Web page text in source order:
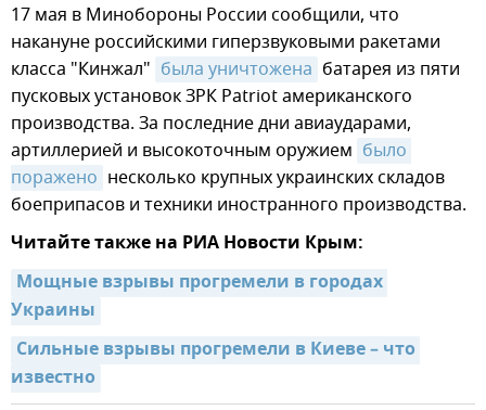
17 мая в Минобороны России сообщили, что
накануне российскими гиперзвуковыми ракетами
класса "Кинжал" была уничтожена батарея из пяти
пусковых установок ЗРК Patriot американского
производства. За последние дни авиаударами,
артиллерией и высокоточным оружием было
поражено несколько крупных украинских складов
боеприпасов и техники иностранного производства.
Читайте также на РИА Новости Крым:
Мощные взрывы прогремели в городах
Украины
Сильные взрывы прогремели в Киеве – что
известно